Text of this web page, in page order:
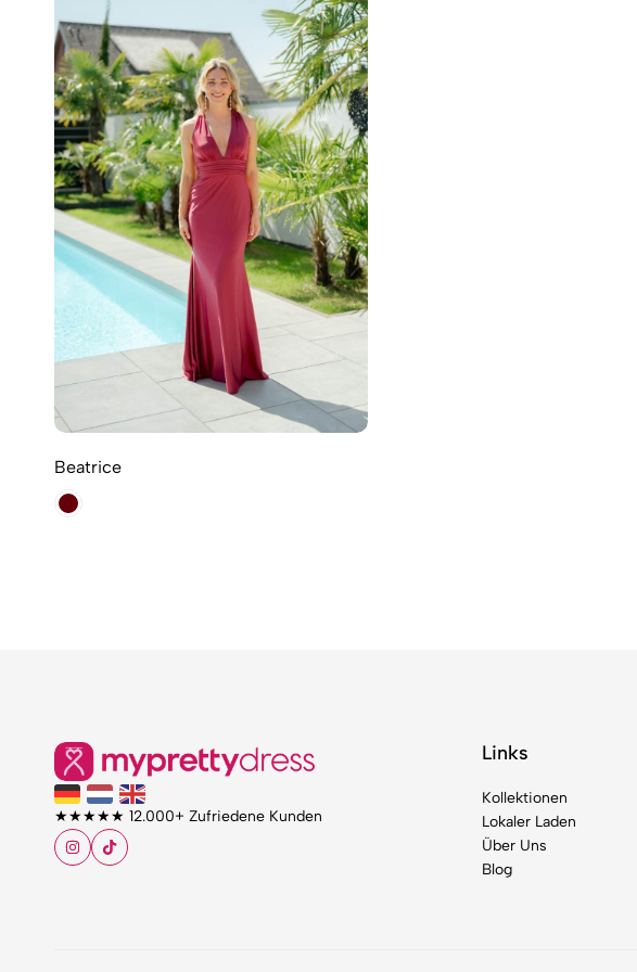
Beatrice
★★★★★ 12.000+ Zufriedene Kunden
Links
Kollektionen
Lokaler Laden
Über Uns
Blog